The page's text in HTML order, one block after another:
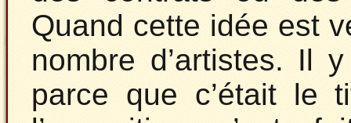
Quand cette idée est
nombre d’artistes. Il
parce que c’était le